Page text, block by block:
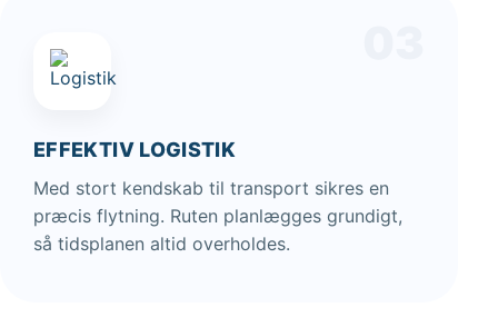
EFFEKTIV LOGISTIK
Med stort kendskab til transport sikres en
præcis flytning. Ruten planlægges grundigt,
så tidsplanen altid overholdes.